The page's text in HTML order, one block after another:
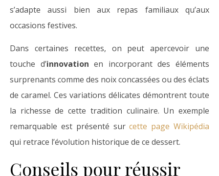
s’adapte aussi bien aux repas familiaux qu’aux
occasions festives.
Dans certaines recettes, on peut apercevoir une
touche d’innovation en incorporant des éléments
surprenants comme des noix concassées ou des éclats
de caramel. Ces variations délicates démontrent toute
la richesse de cette tradition culinaire. Un exemple
remarquable est présenté surcette page Wikipédia
qui retrace l’évolution historique de ce dessert.
Conseils pour réussir